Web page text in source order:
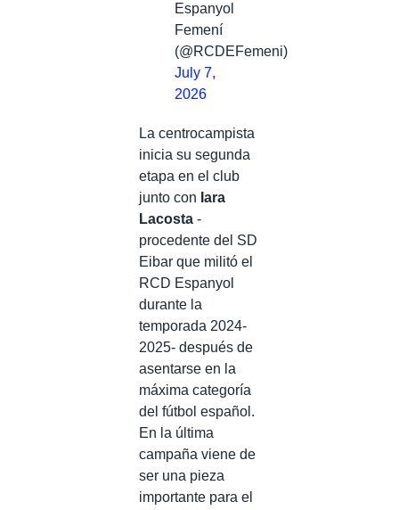
Espanyol
Femení
(@RCDEFemeni)
July 7,
2026
La centrocampista
inicia su segunda
etapa en el club
junto con Iara
Lacosta -
procedente del SD
Eibar que militó el
RCD Espanyol
durante la
temporada 2024-
2025- después de
asentarse en la
máxima categoría
del fútbol español.
En la última
campaña viene de
ser una pieza
importante para el